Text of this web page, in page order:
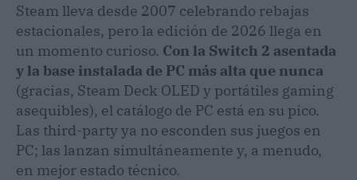
Steam lleva desde 2007 celebrando rebajas
estacionales, pero la edición de 2026 llega en
un momento curioso. Con la Switch 2 asentada
y la base instalada de PC más alta que nunca
(gracias, Steam Deck OLED y portátiles gaming
asequibles), el catálogo de PC está en su pico.
Las third-party ya no esconden sus juegos en
PC; las lanzan simultáneamente y, a menudo,
en mejor estado técnico.